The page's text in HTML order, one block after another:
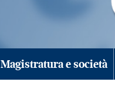
Magistratura e società